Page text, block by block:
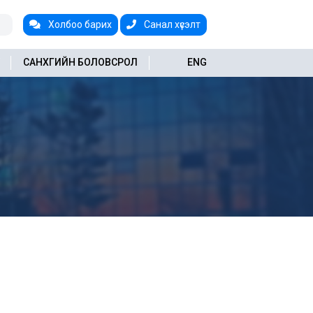
Холбоо барих Санал хүсэлт
ENG
САНХҮҮГИЙН БОЛОВСРОЛ